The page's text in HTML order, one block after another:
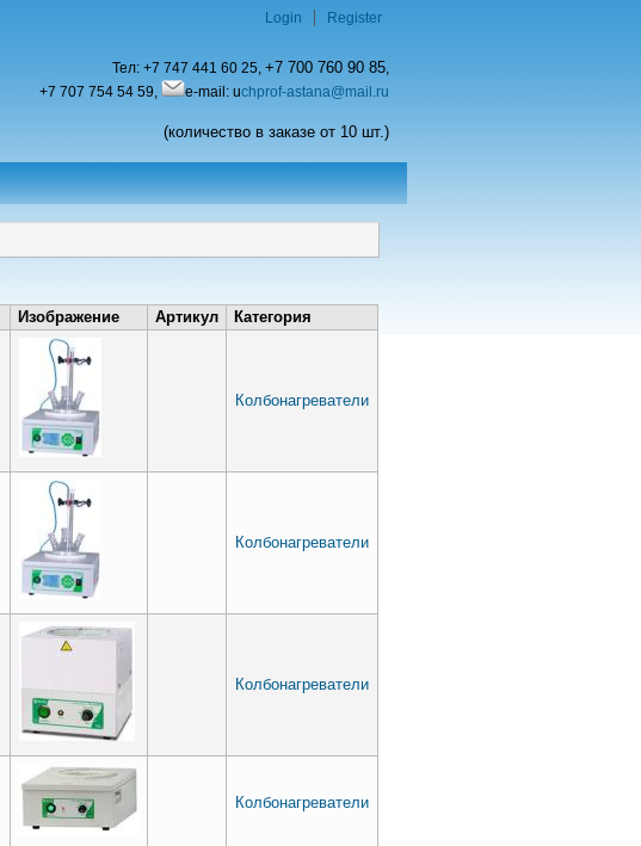
Тел: +7 747 441 60 25, +7 700 760 90 85,
+7 707 754 54 59,
e-mail: uchprof-astana@mail.ru
(количество в заказе от 10 шт.)
Login Register
Изображение Артикул Категория
Колбонагреватели
Колбонагреватели
Колбонагреватели
Колбонагреватели